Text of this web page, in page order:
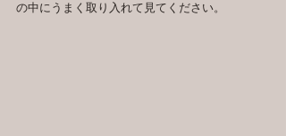
の中にうまく取り入れて見てください。